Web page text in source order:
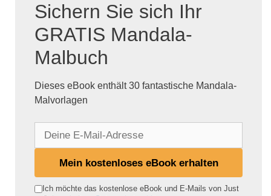
Sichern Sie sich Ihr
GRATIS Mandala-
Malbuch
Dieses eBook enthält 30 fantastische Mandala-
Malvorlagen
e
Mein kostenloses eBook erhalten
Ich möchte das kostenlose eBook und E-Mails von Just